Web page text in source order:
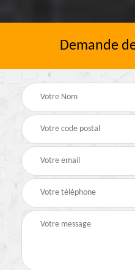
Demande